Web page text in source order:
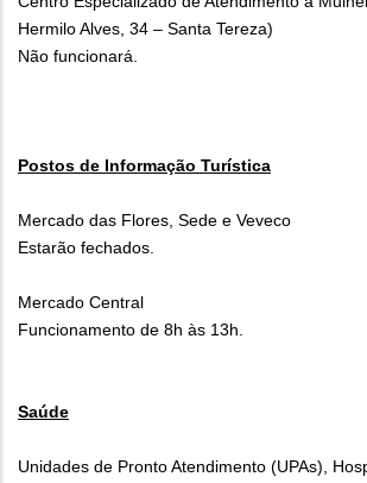
Hermilo Alves, 34 – Santa Tereza)
Não funcionará.
Postos de Informação Turística
Mercado das Flores, Sede e Veveco
Estarão fechados.
Mercado Central
Funcionamento de 8h às 13h.
Saúde
Unidades de Pronto Atendimento (UPAs),